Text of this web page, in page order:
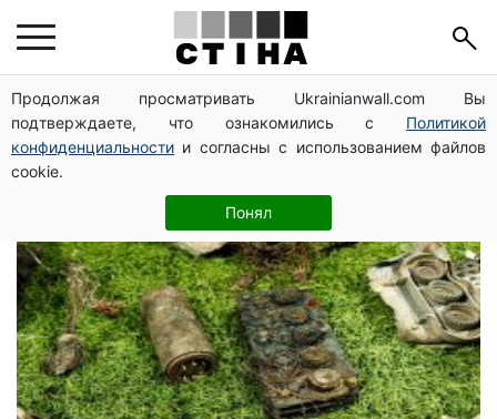
Продолжая просматривать Ukrainianwall.com Вы
подтверждаете, что ознакомились с Политикой
конфиденциальности и согласны с использованием файлов
cookie.
Понял
Володимир
Зеленський